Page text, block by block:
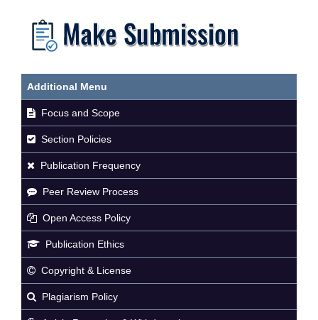
Additional Menu
Focus and Scope
Section Policies
Publication Frequency
Peer Review Process
Open Access Policy
Publication Ethics
Copyright & License
Plagiarism Policy